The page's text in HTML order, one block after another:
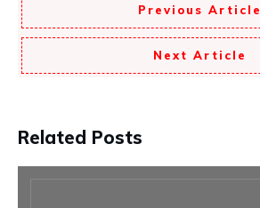
Previous Article
Next Article
Related Posts